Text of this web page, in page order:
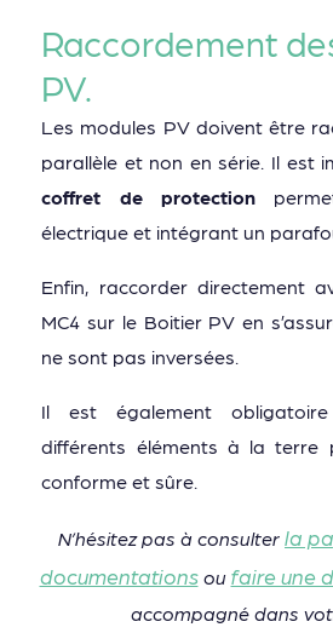
Raccordement
PV.
Les modules PV doivent être
parallèle et non en série. Il est
coffret de protection
électrique et intégrant un
Enfin, raccorder directement
MC4 sur le Boitier PV en
ne sont pas inversées.
Il est également
différents éléments à la terre
conforme et sûre.
N’hésitez pas à consulter la
documentationsou faire une
accompagné dans